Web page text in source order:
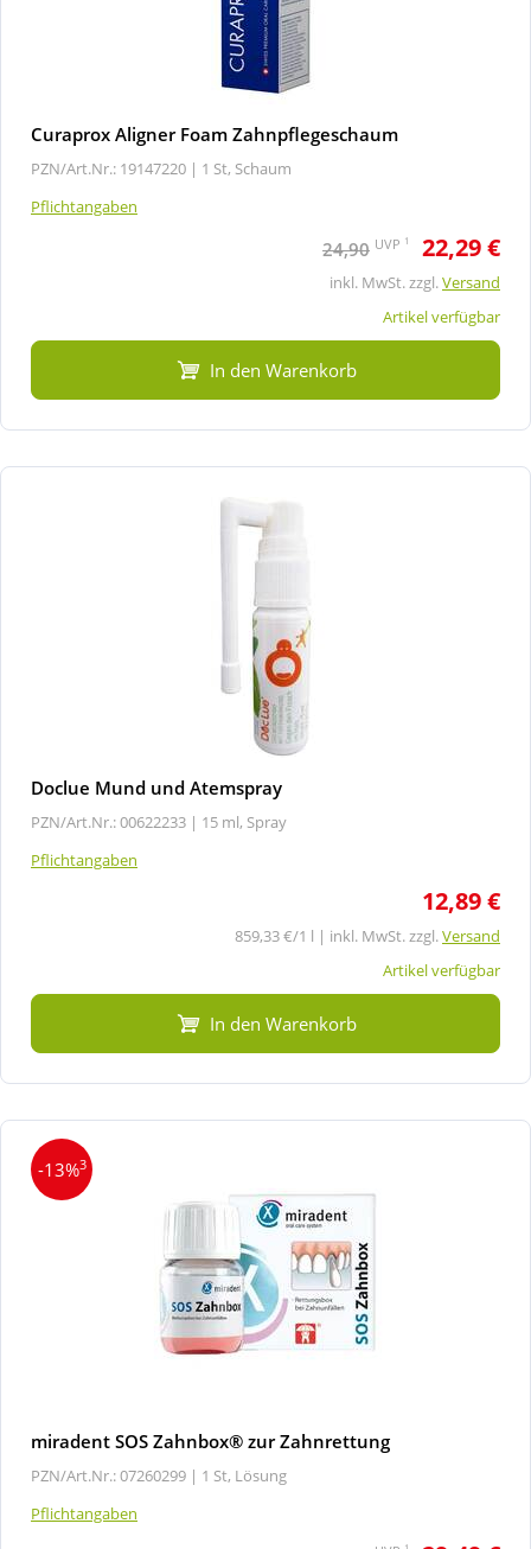
Curaprox Aligner Foam Zahnpflegeschaum
PZN/Art.Nr.: 19147220 | 1 St, Schaum
Pflichtangaben
24,90 UVP 1 22,29 €
inkl. MwSt. zzgl.Versand
Artikel verfügbar
In den Warenkorb
Doclue Mund und Atemspray
PZN/Art.Nr.: 00622233 | 15 ml, Spray
Pflichtangaben
12,89 €
859,33 €/1 l | inkl. MwSt. zzgl.Versand
Artikel verfügbar
In den Warenkorb
-13%3
miradent SOS Zahnbox® zur Zahnrettung
PZN/Art.Nr.: 07260299 | 1 St, Lösung
Pflichtangaben